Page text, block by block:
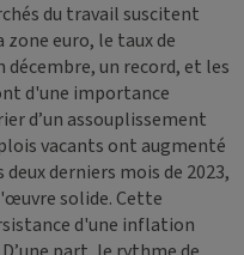
du travail suscitent
euro, le taux de
un record, et les
d'une importance
d’un assouplissement
vacants ont augmenté
derniers mois de 2023,
solide. Cette
d'une inflation